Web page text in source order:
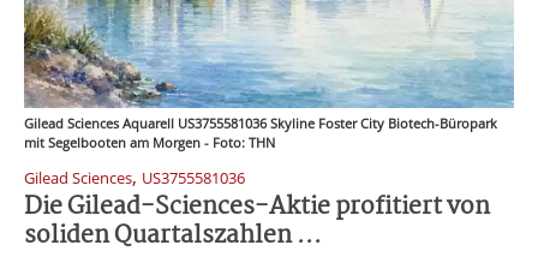
Gilead Sciences Aquarell US3755581036 Skyline Foster City Biotech-Büropark
mit Segelbooten am Morgen - Foto: THN
Gilead Sciences, US3755581036
Die Gilead-Sciences-Aktie profitiert von
soliden Quartalszahlen ...